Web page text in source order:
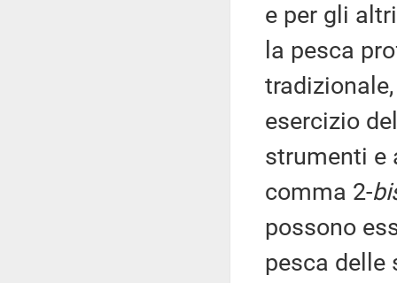
e per gli
la pesca
esercizio
strumenti e
comma 2-
possono
pesca delle